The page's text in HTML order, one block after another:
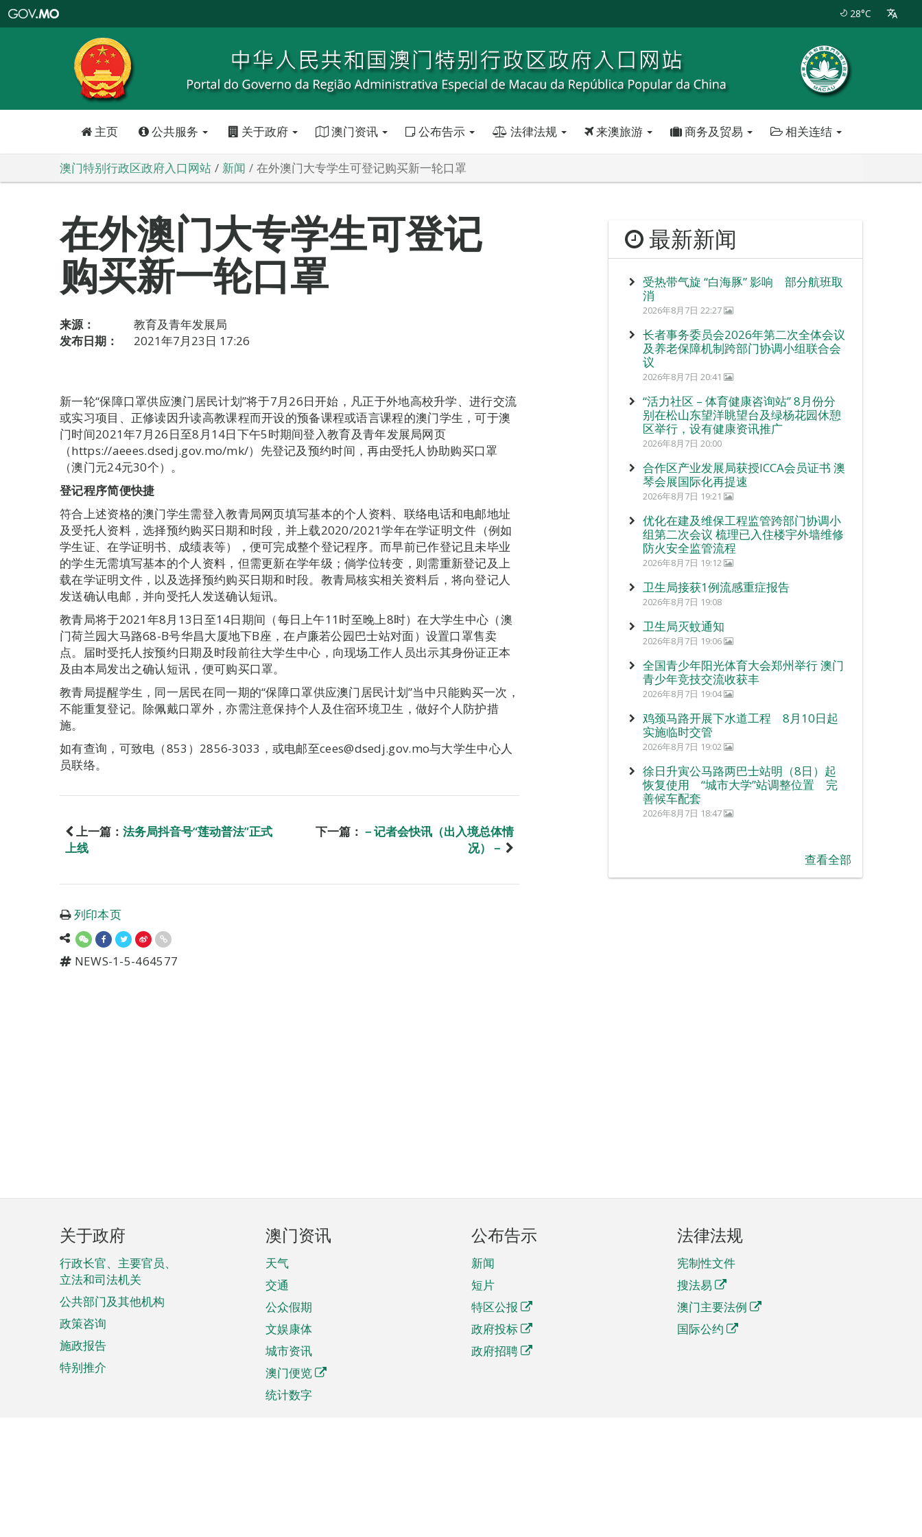
特
政
区
政
口
28°C
主页 公共服务 关于政府 澳门资讯 公布告示 法律法规 来澳旅游 商务及贸易 相关连结
澳门特别行政区政府入口网站 新闻 在外澳门大专学生可登记购买新一轮口罩
在外澳门大专学生可登记
购买新一轮口罩
来源：
教育及青年发展局
发布日期：
2021年7月23日 17:26
新一轮“保障口罩供应澳门居民计划”将于7月26日开始，凡正于外地高校升学、进行交流
或实习项目、正修读因升读高教课程而开设的预备课程或语言课程的澳门学生，可于澳
门时间2021年7月26日至8月14日下午5时期间登入教育及青年发展局网页
（https://aeees.dsedj.gov.mo/mk/）先登记及预约时间，再由受托人协助购买口罩
（澳门元24元30个）。
登记程序简便快捷
符合上述资格的澳门学生需登入教青局网页填写基本的个人资料、联络电话和电邮地址
及受托人资料，选择预约购买日期和时段，并上载2020/2021学年在学证明文件（例如
学生证、在学证明书、成绩表等），便可完成整个登记程序。而早前已作登记且未毕业
的学生无需填写基本的个人资料，但需更新在学年级；倘学位转变，则需重新登记及上
载在学证明文件，以及选择预约购买日期和时段。教青局核实相关资料后，将向登记人
发送确认电邮，并向受托人发送确认短讯。
教青局将于2021年8月13日至14日期间（每日上午11时至晚上8时）在大学生中心（澳
门荷兰园大马路68-B号华昌大厦地下B座，在卢廉若公园巴士站对面）设置口罩售卖
点。届时受托人按预约日期及时段前往大学生中心，向现场工作人员出示其身份证正本
及由本局发出之确认短讯，便可购买口罩。
教青局提醒学生，同一居民在同一期的“保障口罩供应澳门居民计划”当中只能购买一次，
不能重复登记。除佩戴口罩外，亦需注意保持个人及住宿环境卫生，做好个人防护措
施。
如有查询，可致电（853）2856-3033，或电邮至cees@dsedj.gov.mo与大学生中心人
员联络。
上一篇： 法务局抖音号“莲动普法”正式
上线
下一篇： －记者会快讯（出入境总体情
况）－
列印本页
NEWS-1-5-464577
最新新闻
受热带气旋 “白海豚” 影响 部分航班取
消
2026年8月7日 22:27
长者事务委员会2026年第二次全体会议
及养老保障机制跨部门协调小组联合会
议
2026年8月7日 20:41
“活力社区 – 体育健康咨询站” 8月份分
别在松山东望洋眺望台及绿杨花园休憩
区举行，设有健康资讯推广
2026年8月7日 20:00
合作区产业发展局获授ICCA会员证书 澳
琴会展国际化再提速
2026年8月7日 19:21
优化在建及维保工程监管跨部门协调小
组第二次会议 梳理已入住楼宇外墙维修
防火安全监管流程
2026年8月7日 19:12
卫生局接获1例流感重症报告
2026年8月7日 19:08
卫生局灭蚊通知
2026年8月7日 19:06
全国青少年阳光体育大会郑州举行 澳门
青少年竞技交流收获丰
2026年8月7日 19:04
鸡颈马路开展下水道工程 8月10日起
实施临时交管
2026年8月7日 19:02
徐日升寅公马路两巴士站明（8日）起
恢复使用 “城市大学”站调整位置 完
善候车配套
2026年8月7日 18:47
查看全部
页
脚
菜
单
关于政府
行政长官、主要官员、
立法和司法机关
公共部门及其他机构
政策咨询
施政报告
特别推介
澳门资讯
天气
交通
公众假期
文娱康体
城市资讯
澳门便览
统计数字
公布告示
新闻
短片
特区公报
政府投标
政府招聘
法律法规
宪制性文件
搜法易
澳门主要法例
国际公约